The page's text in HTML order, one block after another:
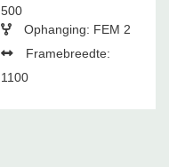
500
Ophanging: FEM 2
Framebreedte:
1100